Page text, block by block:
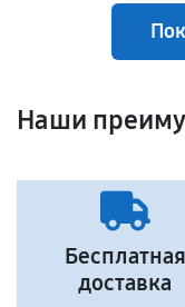
Наши
Бесплатная
доставка